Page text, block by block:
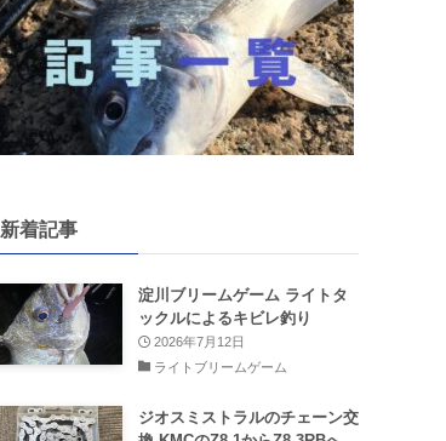
新着記事
淀川ブリームゲーム ライトタ
ックルによるキビレ釣り
2026年7月12日
ライトブリームゲーム
ジオスミストラルのチェーン交